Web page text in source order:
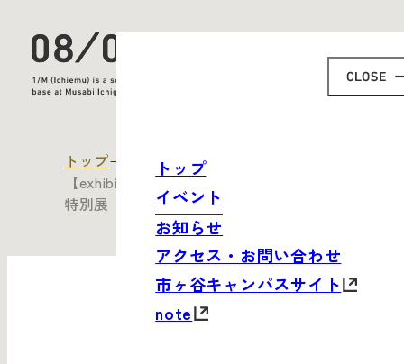
トップ
イベント
お知らせ
アクセス・お問い合わせ
市ヶ谷キャンパスサイト
note
トップ
すべてのイベント
【exhibition】東京ミッドタウン店ギャラリー
特別展「うつわと和菓子」